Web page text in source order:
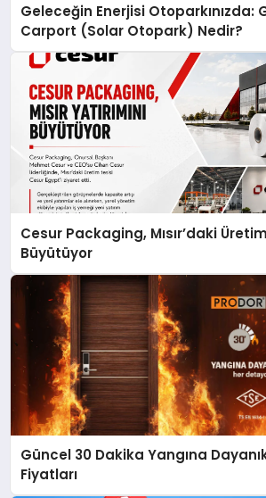
Geleceğin Enerjisi Otoparkınızda:
Carport (Solar Otopark) Nedir?
Cesur Packaging, Mısır’daki
Büyütüyor
Güncel 30 Dakika Yangına
Fiyatları